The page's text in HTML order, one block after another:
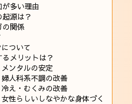
多い理由
源は？
関係
ついて
メリットは？
ンタルの安定
人科系不調の改善
え・むくみの改善
性らしいしなやかな身体づく